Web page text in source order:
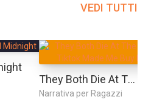
VEDI TUTTI
They Both Die At The End: Tiktok Made Me Buy It!
Narrativa per Ragazzi